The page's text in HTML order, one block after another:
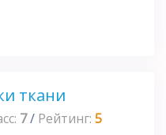
ткани
7/ Рейтинг: 5